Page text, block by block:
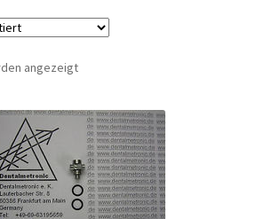
angezeigtNach